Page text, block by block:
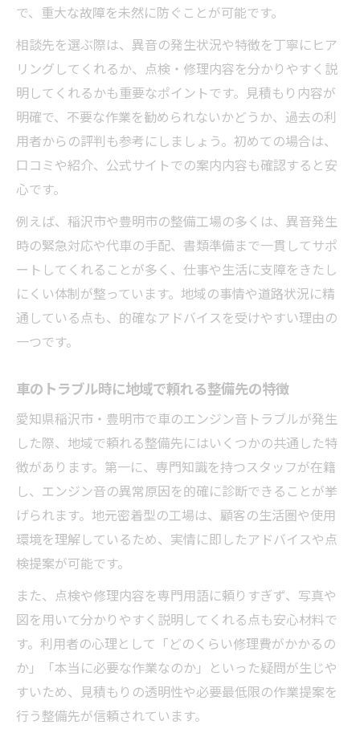
で、重大な故障を未然に防ぐことが可能です。
相談先を選ぶ際は、異音の発生状況や特徴を丁寧にヒア
リングしてくれるか、点検・修理内容を分かりやすく説
明してくれるかも重要なポイントです。見積もり内容が
明確で、不要な作業を勧められないかどうか、過去の利
用者からの評判も参考にしましょう。初めての場合は、
口コミや紹介、公式サイトでの案内内容も確認すると安
心です。
例えば、稲沢市や豊明市の整備工場の多くは、異音発生
時の緊急対応や代車の手配、書類準備まで一貫してサポ
ートしてくれることが多く、仕事や生活に支障をきたし
にくい体制が整っています。地域の事情や道路状況に精
通している点も、的確なアドバイスを受けやすい理由の
一つです。
車のトラブル時に地域で頼れる整備先の特徴
愛知県稲沢市・豊明市で車のエンジン音トラブルが発生
した際、地域で頼れる整備先にはいくつかの共通した特
徴があります。第一に、専門知識を持つスタッフが在籍
し、エンジン音の異常原因を的確に診断できることが挙
げられます。地元密着型の工場は、顧客の生活圏や使用
環境を理解しているため、実情に即したアドバイスや点
検提案が可能です。
また、点検や修理内容を専門用語に頼りすぎず、写真や
図を用いて分かりやすく説明してくれる点も安心材料で
す。利用者の心理として「どのくらい修理費がかかるの
か」「本当に必要な作業なのか」といった疑問が生じや
すいため、見積もりの透明性や必要最低限の作業提案を
行う整備先が信頼されています。